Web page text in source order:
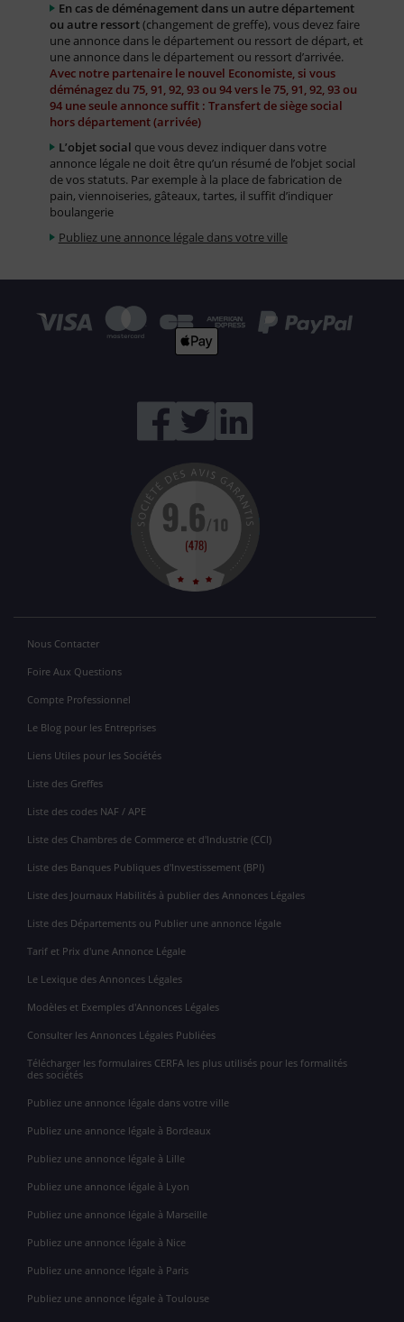
En cas de déménagement dans un autre département
ou autre ressort(changement de greffe), vous devez faire
une annonce dans le département ou ressort de départ, et
une annonce dans le département ou ressort d’arrivée.
Avec notre partenaire le nouvel Economiste, si vous
déménagez du 75, 91, 92, 93 ou 94 vers le 75, 91, 92, 93 ou
94 une seule annonce suffit : Transfert de siège social
hors département (arrivée)
L’objet social que vous devez indiquer dans votre
annonce légale ne doit être qu’un résumé de l’objet social
de vos statuts. Par exemple à la place de fabrication de
pain, viennoiseries, gâteaux, tartes, il suffit d’indiquer
boulangerie
Publiez une annonce légale dans votre ville
Nous Contacter
Foire Aux Questions
Compte Professionnel
Le Blog pour les Entreprises
Liens Utiles pour les Sociétés
Liste des Greffes
Liste des codes NAF / APE
Liste des Chambres de Commerce et d'Industrie (CCI)
Liste des Banques Publiques d'Investissement (BPI)
Liste des Journaux Habilités à publier des Annonces Légales
Liste des Départements ou Publier une annonce légale
Tarif et Prix d'une Annonce Légale
Le Lexique des Annonces Légales
Modèles et Exemples d'Annonces Légales
Consulter les Annonces Légales Publiées
Télécharger les formulaires CERFA les plus utilisés pour les formalités
des sociétés
Publiez une annonce légale dans votre ville
Publiez une annonce légale à Bordeaux
Publiez une annonce légale à Lille
Publiez une annonce légale à Lyon
Publiez une annonce légale à Marseille
Publiez une annonce légale à Nice
Publiez une annonce légale à Paris
Publiez une annonce légale à Toulouse